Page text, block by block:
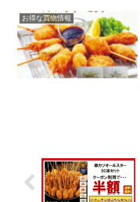
お得な買物情報